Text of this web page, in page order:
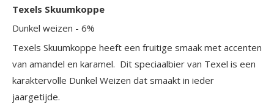
Texels Skuumkoppe
Dunkel weizen - 6%
Texels Skuumkoppe heeft een fruitige smaak met accenten
van amandel en karamel. Dit speciaalbier van Texel is een
karaktervolle Dunkel Weizen dat smaakt in ieder
jaargetijde.